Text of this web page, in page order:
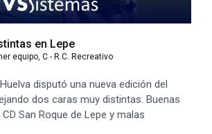
en Lepe
equipo, C - R.C. Recreativo
disputó una nueva edición del
dos caras muy distintas. Buenas
San Roque de Lepe y malas